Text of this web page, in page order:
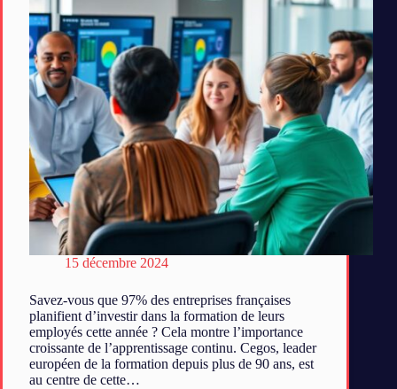
15 décembre 2024
Savez-vous que 97% des entreprises françaises
planifient d’investir dans la formation de leurs
employés cette année ? Cela montre l’importance
croissante de l’apprentissage continu. Cegos, leader
européen de la formation depuis plus de 90 ans, est
au centre de cette…